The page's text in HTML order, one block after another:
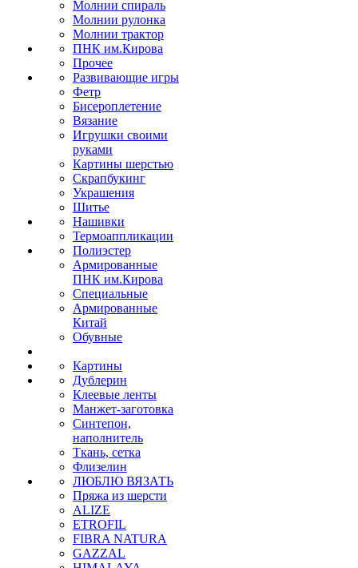
Молнии спираль
Молнии рулонка
Молнии трактор
ПНК им.Кирова
Прочее
Развивающие игры
Фетр
Бисероплетение
Вязание
Игрушки своими
руками
Картины шерстью
Скрапбукинг
Украшения
Шитье
Нашивки
Термоаппликации
Полиэстер
Армированные
ПНК им.Кирова
Специальные
Армированные
Китай
Обувные
Картины
Дублерин
Клеевые ленты
Манжет-заготовка
Синтепон,
наполнитель
Ткань, сетка
Флизелин
ЛЮБЛЮ ВЯЗАТЬ
Пряжа из шерсти
ALIZE
ETROFIL
FIBRA NATURA
GAZZAL